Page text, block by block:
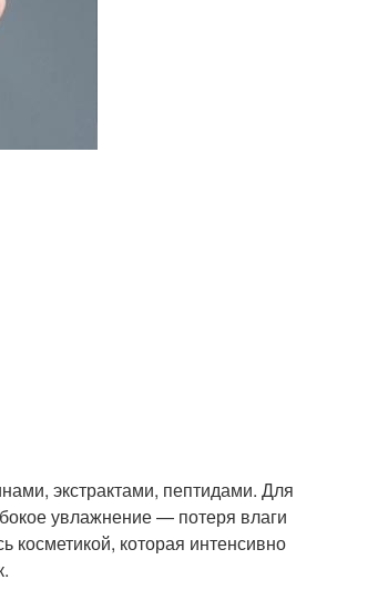
экстрактами, пептидами. Для
увлажнение — потеря влаги
косметикой, которая интенсивно